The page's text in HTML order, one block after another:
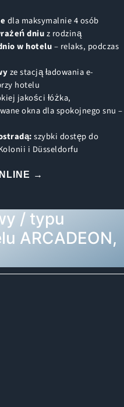
dla maksymalnie 4 osób
dniuz rodziną
w hotelu– relaks, podczas
ze stacją ładowania e-
hotelu
jakości łóżka,
okna dla spokojnego snu –
szybki dostęp do
i Düsseldorfu
→
/ typu
ARCADEON,